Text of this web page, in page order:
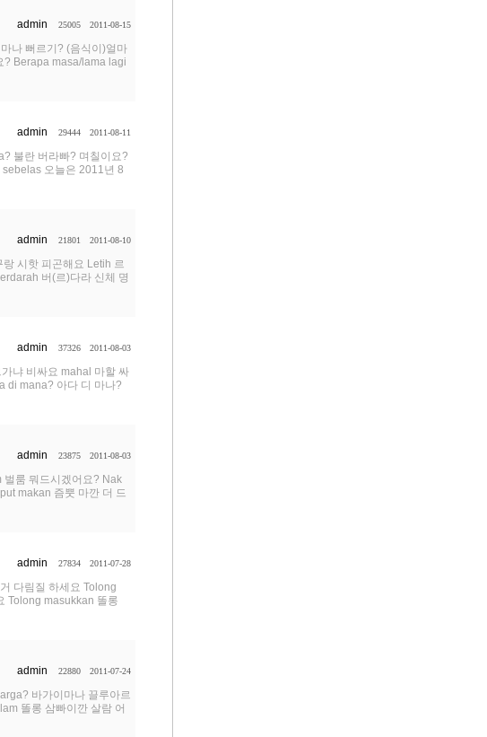
admin
25005 2011-08-15
나 뻐르기? (음식이)얼마
? Berapa masa/lama lagi
admin
29444 2011-08-11
불란 버라빠? 며칠이요?
오늘은 2011년 8
admin
21801 2011-08-10
시핫 피곤해요 Letih 르
버(르)다라 신체 명
admin
37326 2011-08-03
냐 비싸요 mahal 마할 싸
di mana? 아다 디 마나?
admin
23875 2011-08-03
벌룸 뭐드시겠어요? Nak
makan 즘뿟 마깐 더 드
admin
27834 2011-07-28
다림질 하세요 Tolong
Tolong masukkan 똘롱
admin
22880 2011-07-24
바가이마나 끌루아르
똘롱 삼빠이깐 살람 어